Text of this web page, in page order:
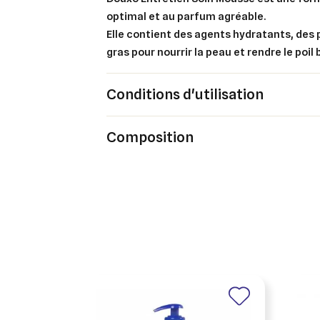
optimal et au parfum agréable.
Elle contient des agents hydratants, des
gras pour nourrir la peau et rendre le poil
Conditions d'utilisation
Composition